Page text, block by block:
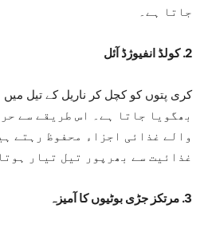
جاتا ہے۔
2. کولڈ انفیوژڈ آئل
بھگویا جاتا ہے۔ اس طریقے سے
والے غذائی اجزاء محفوظ رہتے
غذائیت سے بھرپور تیل تیار
3. مرتکز جڑی بوٹیوں کا آمیزہ